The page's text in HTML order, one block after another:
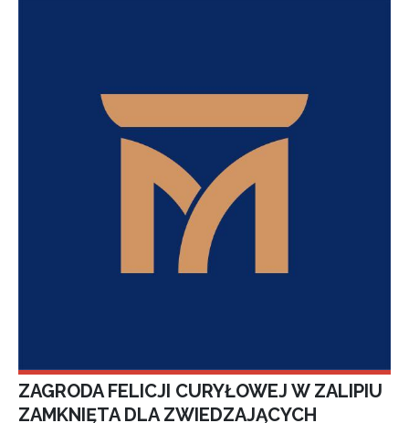
ZAGRODA FELICJI CURYŁOWEJ W ZALIPIU
ZAMKNIĘTA DLA ZWIEDZAJĄCYCH